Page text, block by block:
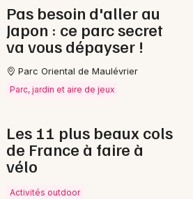
Pas besoin d'aller au
Japon : ce parc secret
va vous dépayser !
Parc Oriental de Maulévrier
Parc, jardin et aire de jeux
Les 11 plus beaux cols
de France à faire à
vélo
Activités outdoor